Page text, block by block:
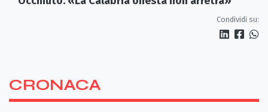
Condividi su:
CRONACA